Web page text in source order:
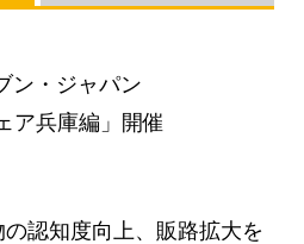
ン・ジャパン
ア兵庫編」開催
認知度向上、販路拡大を